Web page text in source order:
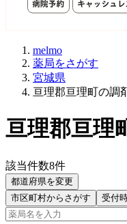
melmo
薬局をさがす
宮城県
亘理郡亘理町の調
亘理郡亘理
該当件数8件
都道府県を変更
市区町村からさがす
受付